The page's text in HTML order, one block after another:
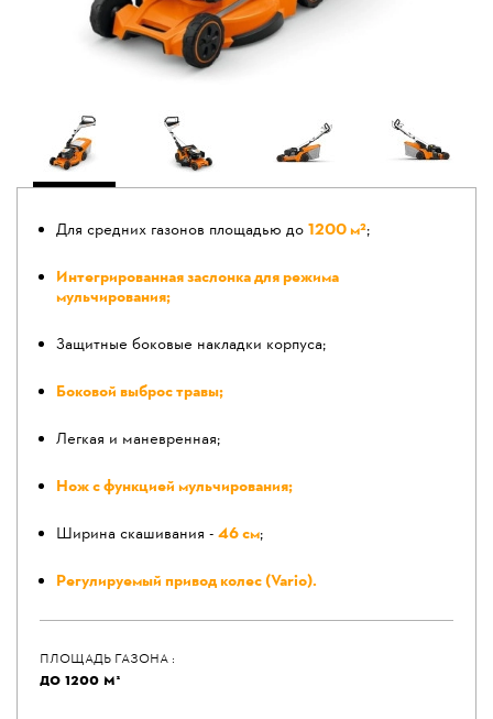
Для средних газонов площадью до1200 м²;
Интегрированная заслонка для режима
мульчирования;
Защитные боковые накладки корпуса;
Боковой выброс травы;
Легкая и маневренная;
Нож с функцией мульчирования;
Ширина скашивания -46 см;
Регулируемый привод колес (Vario).
ПЛОЩАДЬ ГАЗОНА :
ДО 1200 М²